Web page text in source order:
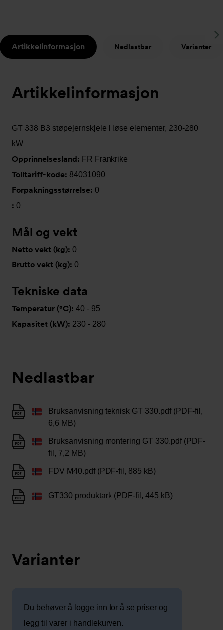
Artikkelinformasjon Nedlastbar Varianter
Artikkelinformasjon
GT 338 B3 støpejernskjele i løse elementer, 230-280
kW
Opprinnelsesland: FR Frankrike
Tolltariff-kode: 84031090
Forpakningsstørrelse: 0
: 0
Mål og vekt
Netto vekt (kg): 0
Brutto vekt (kg): 0
Tekniske data
Temperatur (°C): 40 - 95
Kapasitet (kW): 230 - 280
Nedlastbar
Bruksanvisning teknisk GT 330.pdf (PDF-fil,
6,6 MB)
Bruksanvisning montering GT 330.pdf (PDF-
fil, 7,2 MB)
FDV M40.pdf (PDF-fil, 885 kB)
GT330 produktark (PDF-fil, 445 kB)
Varianter
Du behøver å logge inn for å se priser og
legg til varer i handlekurven.